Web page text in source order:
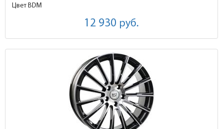
Цвет BDM
12 930 руб.